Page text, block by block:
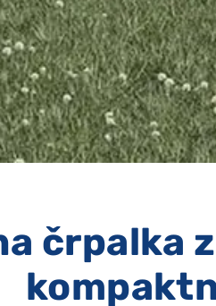
črpalka